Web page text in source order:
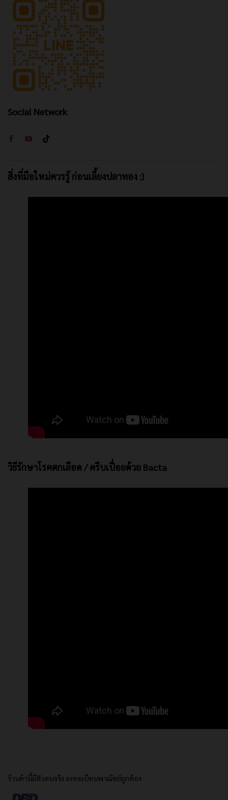
Social Network
สิ่งที่มือใหม่ควรรู้ ก่อนเลี้ยงปลาทอง :)
วิธีรักษาโรคตกเลือด / ครีบเปื่อยด้วย Bacta
ร้านค้านี้มีตัวตนจริง ลงทะเบียนพาณิชย์ถูกต้อง